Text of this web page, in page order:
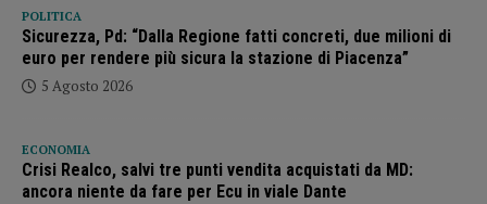
POLITICA
Sicurezza, Pd: “Dalla Regione fatti concreti, due milioni di
euro per rendere più sicura la stazione di Piacenza”
5 Agosto 2026
ECONOMIA
Crisi Realco, salvi tre punti vendita acquistati da MD:
ancora niente da fare per Ecu in viale Dante